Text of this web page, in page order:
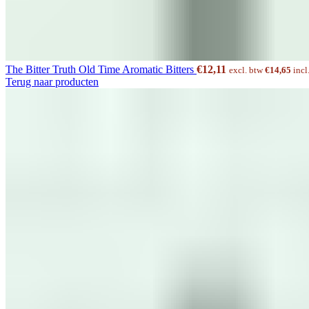
The Bitter Truth Old Time Aromatic Bitters €12,11 excl. btw€14,65
Terug naar producten